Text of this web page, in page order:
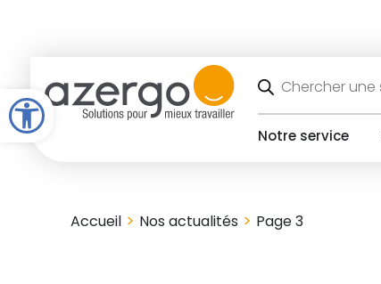
Open toolbar de
produits
Notre service
Accueil > Nos actualités > Page 3